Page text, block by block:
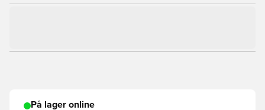
På lager online